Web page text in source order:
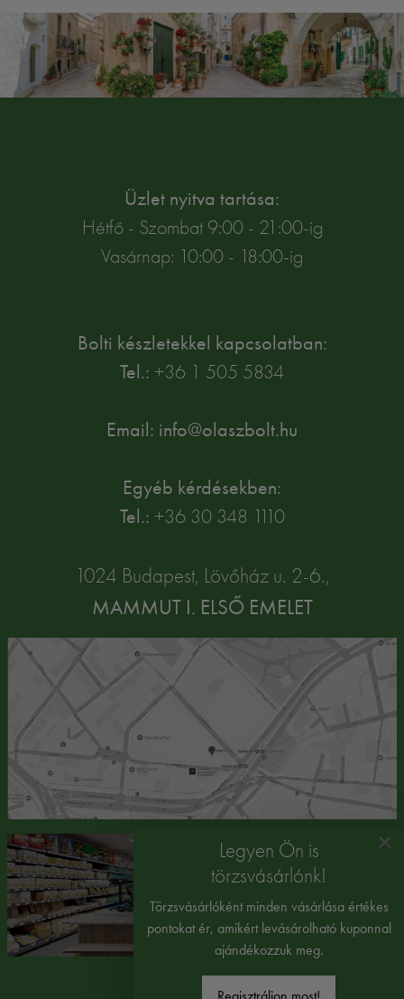
Üzlet nyitva tartása:
Hétfő - Szombat 9:00 - 21:00-ig
Vasárnap: 10:00 - 18:00-ig
Bolti készletekkel kapcsolatban:
Tel.: +36 1 505 5834
Email: info@olaszbolt.hu
Egyéb kérdésekben:
Tel.: +36 30 348 1110
1024 Budapest, Lövőház u. 2-6.,
MAMMUT I. ELSŐ EMELET
×
Legyen Ön is
törzsvásárlónk!
Törzsvásárlóként minden vásárlása értékes
pontokat ér, amikért levásárolható kuponnal
ajándékozzuk meg.